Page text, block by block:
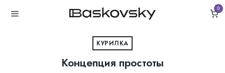
0
КУРИЛКА
Концепция простоты